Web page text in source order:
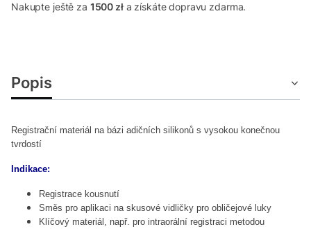
Nakupte ještě za 1500 zła získáte dopravu zdarma.
Popis
Registrační materiál na bázi adičních silikonů s vysokou konečnou
tvrdostí
Indikace:
Registrace kousnutí
Směs pro aplikaci na skusové vidličky pro obličejové luky
Klíčový materiál, např. pro intraorální registraci metodou